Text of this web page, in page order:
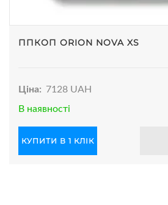
ППКОП ORION NOVA XS
Ціна: 7128 UAH
В наявності
КУПИТИ В 1 КЛІК